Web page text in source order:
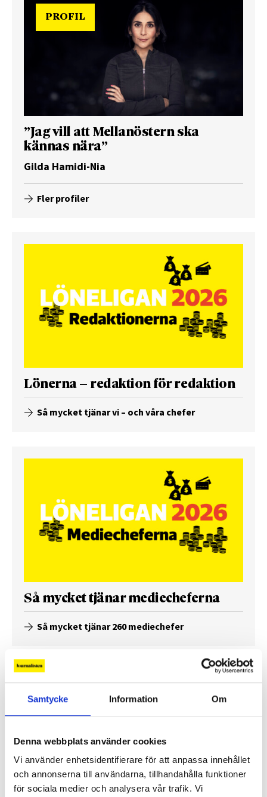
Samtycke Information Om
Denna webbplats använder cookies
Vi använder enhetsidentifierare för att anpassa innehållet
och annonserna till användarna, tillhandahålla funktioner
för sociala medier och analysera vår trafik. Vi
PROFIL
”Jag vill att Mellanöstern ska
kännas nära”
Gilda Hamidi-Nia
Fler profiler
Lönerna – redaktion för redaktion
Så mycket tjänar vi – och våra chefer
Så mycket tjänar mediecheferna
Så mycket tjänar 260 mediechefer